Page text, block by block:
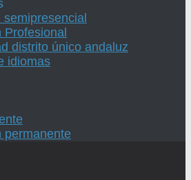
Profesional
distrito único andaluz
idiomas
permanente